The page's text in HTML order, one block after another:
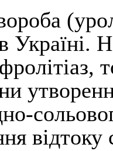
Україні.
відтоку